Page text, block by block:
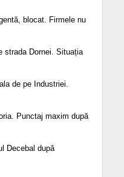
blocat. Firmele nu
strada Dornei. Situația
de pe Industriei.
Punctaj maxim după
Decebal după